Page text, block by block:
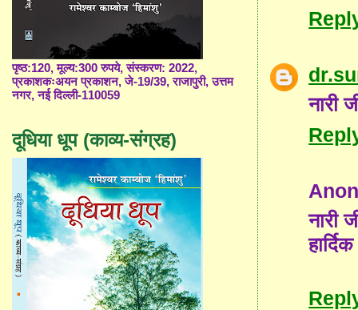
नारी
नारी
पृष्ठ:120, मूल्य:300 रुपये, संस्करण: 2022,
प्रकाशकःअयन प्रकाशन, जे-19/39, राजापुरी, उत्तम
नगर, नई दिल्ली-110059
दूधिया धूप (काव्य-संग्रह)